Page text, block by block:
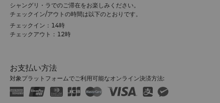
シャングリ・ラでのご滞在をお楽しみください。
チェックイン/アウトの時間は以下のとおりです。
チェックイン：14時
チェックアウト：12時
お支払い方法
対象プラットフォームでご利用可能なオンライン決済方法: